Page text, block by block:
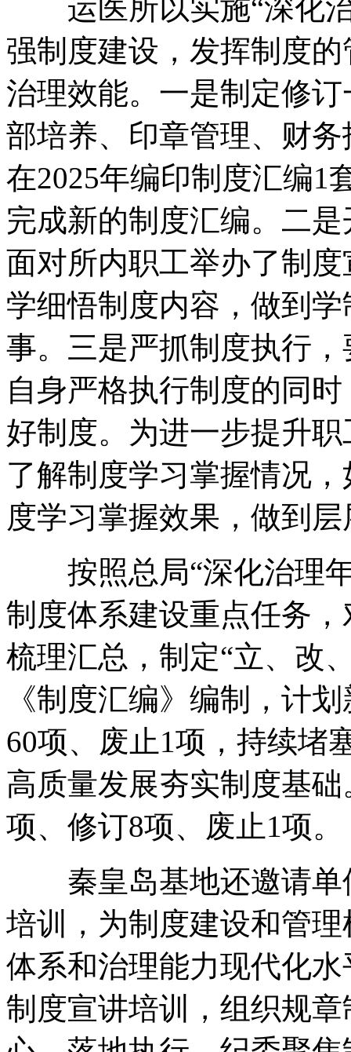
运医所以实施“深化治
强制度建设，发挥制度
治理效能。一是制定修
部培养、印章管理、财
在2025年编印制度汇编1
完成新的制度汇编。二
面对所内职工举办了制
学细悟制度内容，做到
事。三是严抓制度执行
自身严格执行制度的同
好制度。为进一步提升
了解制度学习掌握情况
度学习掌握效果，做到
按照总局“深化治理年
制度体系建设重点任务
梳理汇总，制定“立、改
《制度汇编》编制，计
60项、废止1项，持续堵
高质量发展夯实制度基
项、修订8项、废止1项。
秦皇岛基地还邀请单
培训，为制度建设和管
体系和治理能力现代化
制度宣讲培训，组织规